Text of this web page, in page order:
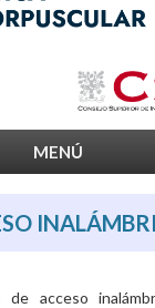
MENÚ
de acceso